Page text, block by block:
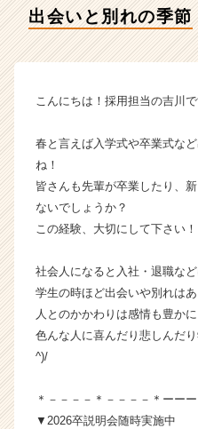
成
長
業
ら
カ
が
く
活
サ
イ
チ
ャ
リ
出会いと別れの季節
こんにちは！採用担当の吉川
春と言えば入学式や卒業式な
ね！
皆さんも先輩が卒業したり、
ないでしょうか？
この経験、大切にして下さい！
社会人になると入社・退職など
学生の時ほど出会いや別れは
人とのかかわりは感情も豊かに
色んな人に喜んだり悲しんだ
^)/
＊－－－－＊－－－－＊ーー
▼2026卒説明会随時実施中